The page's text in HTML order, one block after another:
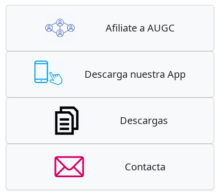
Afiliate a AUGC
Descarga nuestra App
Descargas
Contacta